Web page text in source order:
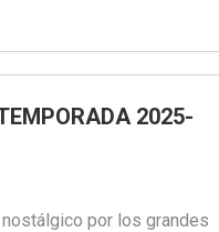
2025-
por los grandes